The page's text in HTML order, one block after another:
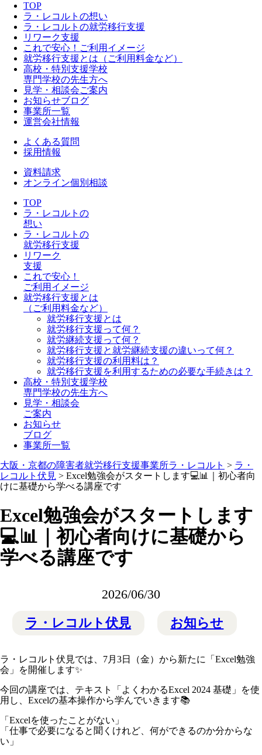
TOP
ラ・レコルトの想い
ラ・レコルトの就労移行支援
リワーク支援
これで安心！ご利用イメージ
就労移行支援とは（ご利用料金など）
高校・特別支援学校
専門学校の先生方へ
見学・相談会ご案内
お知らせブログ
事業所一覧
運営会社情報
よくある質問
採用情報
資料請求
オンライン個別相談
TOP
ラ・レコルトの
想い
ラ・レコルトの
就労移行支援
リワーク
支援
これで安心！
ご利用イメージ
就労移行支援とは
（ご利用料金など）
就労移行支援とは
就労移行支援って何？
就労継続支援って何？
就労移行支援と就労継続支援の違いって何？
就労移行支援の利用料は？
就労移行支援を利用するための必要な手続きは？
高校・特別支援学校
専門学校の先生方へ
見学・相談会
ご案内
お知らせ
ブログ
事業所一覧
大阪・京都の障害者就労移行支援事業所ラ・レコルト > ラ・
レコルト伏見 > Excel勉強会がスタートします💻📊｜初心者向
けに基礎から学べる講座です
Excel勉強会がスタートします
💻📊｜初心者向けに基礎から
学べる講座です
2026/06/30
ラ・レコルト伏見
お知らせ
ラ・レコルト伏見では、7月3日（金）から新たに「Excel勉強
会」を開催します✨
今回の講座では、テキスト「よくわかるExcel 2024 基礎」を使
用し、Excelの基本操作から学んでいきます📚
「Excelを使ったことがない」
「仕事で必要になると聞くけれど、何ができるのか分からな
い」